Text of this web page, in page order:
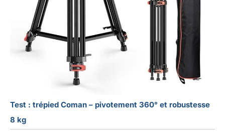
Test : trépied Coman – pivotement 360° et robustesse
8 kg